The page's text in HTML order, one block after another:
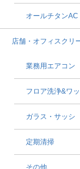
オールチタンAC
店舗・オフィスクリ
業務用エアコン
フロア洗浄&ワ
ガラス・サッシ
定期清掃
その他